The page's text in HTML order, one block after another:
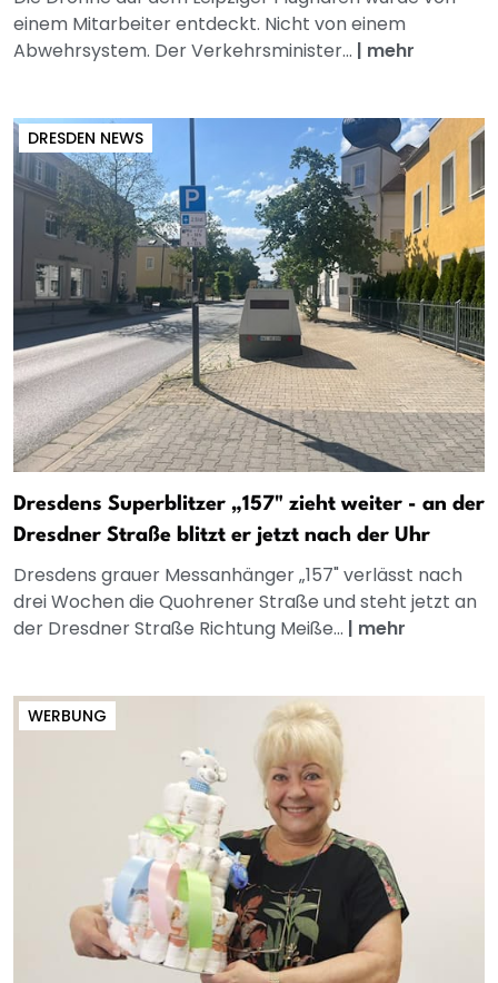
einem Mitarbeiter entdeckt. Nicht von einem
Abwehrsystem. Der Verkehrsminister... | mehr
DRESDEN NEWS
Dresdens Superblitzer „157" zieht weiter - an der
Dresdner Straße blitzt er jetzt nach der Uhr
Dresdens grauer Messanhänger „157" verlässt nach
drei Wochen die Quohrener Straße und steht jetzt an
der Dresdner Straße Richtung Meiße... | mehr
WERBUNG